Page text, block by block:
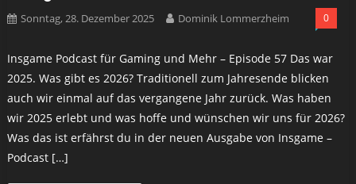
Sonntag, 28. Dezember 2025 Dominik Lommerzheim 0
Insgame Podcast für Gaming und Mehr – Episode 57 Das war
2025. Was gibt es 2026? Traditionell zum Jahresende blicken
auch wir einmal auf das vergangene Jahr zurück. Was haben
wir 2025 erlebt und was hoffe und wünschen wir uns für 2026?
Was das ist erfährst du in der neuen Ausgabe von Insgame –
Podcast […]